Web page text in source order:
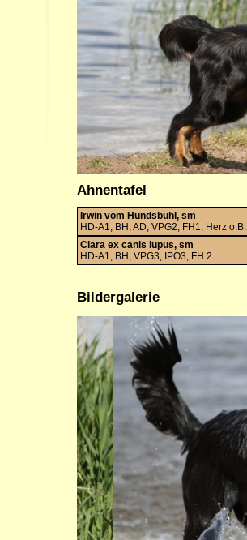
Ahnentafel
Irwin vom Hundsbühl, sm
HD-A1, BH, AD, VPG2, FH1, Herz o.B.
Clara ex canis lupus, sm
HD-A1, BH, VPG3, IPO3, FH 2
Bildergalerie